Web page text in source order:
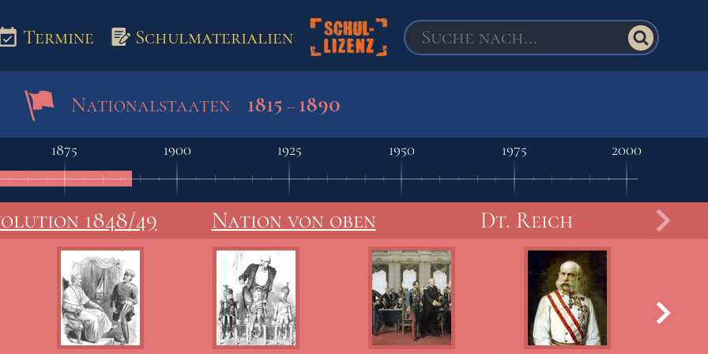
Termine Schulmaterialien
Nationalstaaten 1815 – 1890
1875 1900 1925 1950 1975 2000
1848/49 Nation von oben Dt. Reich